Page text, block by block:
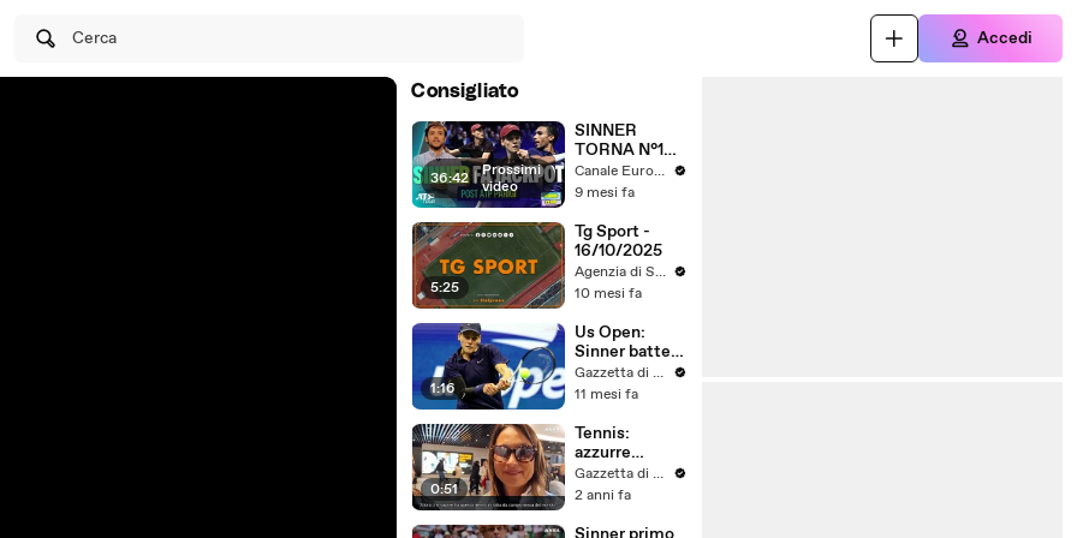
Cerca Accedi
Consigliato
36:42 | Prossimi
video
SINNER
TORNA N°1
DEL MONDO!
Vittoria
di Parigi
Canale Europa Sport
9 mesi fa
5:25
Tg Sport -
16/10/2025
Agenzia di Stampa ITALPRESS
10 mesi fa
1:16
Us Open:
Sinner batte
Musetti e vola
in semifinale.
Errani-Paolini
Gazzetta di Parma
11 mesi fa
0:51
Tennis:
azzurre
rientrate a
Roma dopo il
Billie Jean
Gazzetta di Parma
2 anni fa